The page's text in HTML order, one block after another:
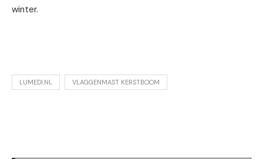
winter.
LUMEDI.NL VLAGGENMAST KERSTBOOM